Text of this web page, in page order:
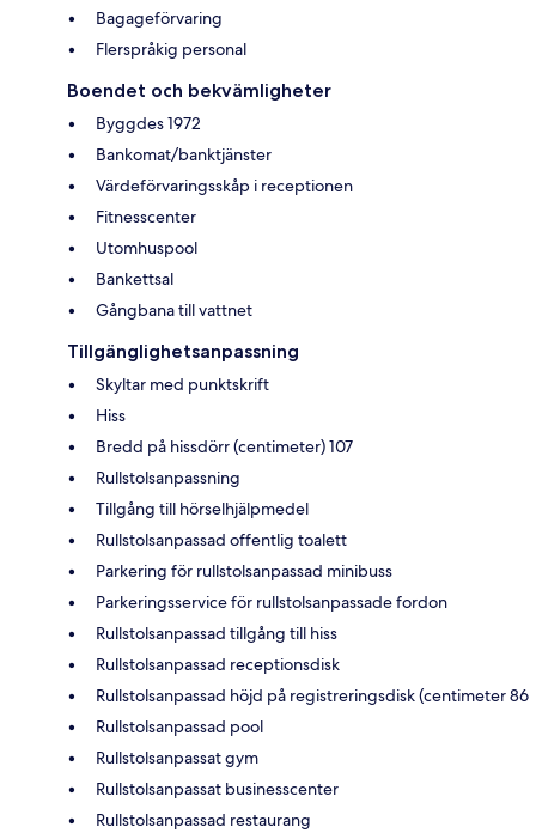
Bagageförvaring
Flerspråkig personal
Boendet och bekvämligheter
Byggdes 1972
Bankomat/banktjänster
Värdeförvaringsskåp i receptionen
Fitnesscenter
Utomhuspool
Bankettsal
Gångbana till vattnet
Tillgänglighetsanpassning
Skyltar med punktskrift
Hiss
Bredd på hissdörr (centimeter) 107
Rullstolsanpassning
Tillgång till hörselhjälpmedel
Rullstolsanpassad offentlig toalett
Parkering för rullstolsanpassad minibuss
Parkeringsservice för rullstolsanpassade fordon
Rullstolsanpassad tillgång till hiss
Rullstolsanpassad receptionsdisk
Rullstolsanpassad höjd på registreringsdisk (centimeter 86
Rullstolsanpassad pool
Rullstolsanpassat gym
Rullstolsanpassat businesscenter
Rullstolsanpassad restaurang